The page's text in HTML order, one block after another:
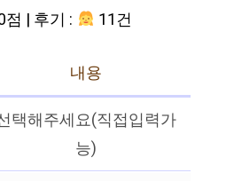
| 후기 :
11건
내용
택해주세요(직접입력가
능)